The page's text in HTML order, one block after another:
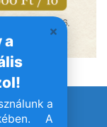
a
a
A